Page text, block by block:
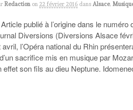
Redaction on 22 février 2016 dans Alsace,
publié à l’origine dans le
Diversions (Diversions Alsace
avril, l’Opéra national du Rhin
sacrifice mis en musique par
effet son fils au dieu Neptune.